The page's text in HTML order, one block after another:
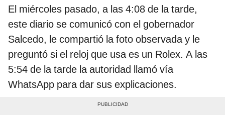
El miércoles pasado, a las 4:08 de la tarde,
este diario se comunicó con el gobernador
Salcedo, le compartió la foto observada y le
preguntó si el reloj que usa es un Rolex. A las
5:54 de la tarde la autoridad llamó vía
WhatsApp para dar sus explicaciones.